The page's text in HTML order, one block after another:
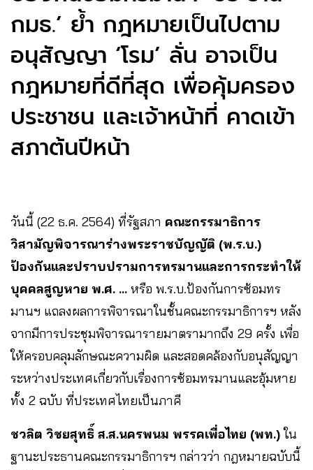
กมธ.’ ย้ำ กฎหมายเป็นไปตาม
อนุสัญญา ‘โรม’ ลั่น อาจเป็น
กฎหมายที่ดีที่สุด เพื่อคุ้มครอง
ประชาชน และเจ้าหน้าที่ คาดเข้า
สภาต้นปีหน้า
วันนี้ (22 ธ.ค. 2564) ที่รัฐสภา คณะกรรมาธิการ
วิสามัญพิจารณาร่างพระราชบัญญัติ (พ.ร.บ.)
ป้องกันและปราบปรามการทรมานและการกระทำให้
บุคคลสูญหาย พ.ศ. … หรือ พ.ร.บ.ป้องกันการซ้อมทร
มานฯ แถลงผลการพิจารณาในชั้นคณะกรรมาธิการฯ หลัง
จากมีการประชุมพิจารณารายมาตรามากถึง 29 ครั้ง เพื่อ
ให้ครอบคลุมลักษณะความผิด และสอดคล้องกับอนุสัญญา
ระหว่างประเทศเกี่ยวกับเรื่องการซ้อมทรมานและอุ้มหาย
ทั้ง 2 ฉบับ ที่ประเทศไทยเป็นภาคี
ชวลิต วิชยสุทธิ์ ส.ส.นครพนม พรรคเพื่อไทย (พท.)ใน
ฐานะประธานคณะกรรมาธิการฯ กล่าวว่า กฎหมายฉบับนี้